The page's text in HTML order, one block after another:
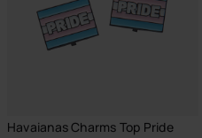
Havaianas Charms Top Pride